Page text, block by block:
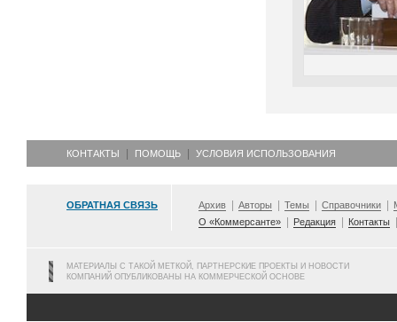
КОНТАКТЫ ПОМОЩЬ УСЛОВИЯ ИСПОЛЬЗОВАНИЯ
ОБРАТНАЯ СВЯЗЬ Архив Авторы Темы Справочники
О «Коммерсанте»
Редакция Контакты
МАТЕРИАЛЫ С ТАКОЙ МЕТКОЙ, ПАРТНЕРСКИЕ ПРОЕКТЫ И НОВОСТИ
КОМПАНИЙ ОПУБЛИКОВАНЫ НА КОММЕРЧЕСКОЙ ОСНОВЕ